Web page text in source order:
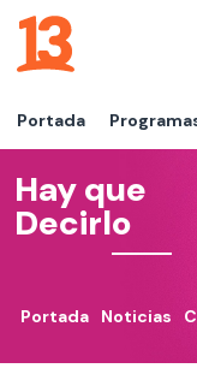
Portada
Hay que
Decirlo
Portada Noticias